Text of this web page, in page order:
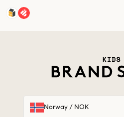
Norway/ NOK